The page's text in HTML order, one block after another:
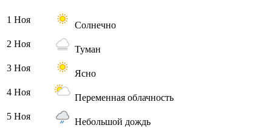
1 Ноя
Солнечно
2 Ноя
Туман
3 Ноя
Ясно
4 Ноя
Переменная облачность
5 Ноя
Небольшой дождь